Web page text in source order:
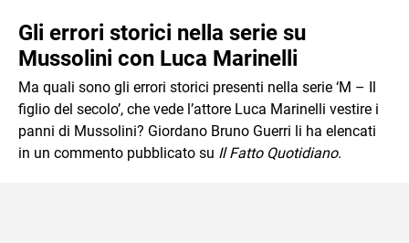
Gli errori storici nella serie su
Mussolini con Luca Marinelli
Ma quali sono gli errori storici presenti nella serie ‘M – Il
figlio del secolo’, che vede l’attore Luca Marinelli vestire i
panni di Mussolini? Giordano Bruno Guerri li ha elencati
in un commento pubblicato su Il Fatto Quotidiano.